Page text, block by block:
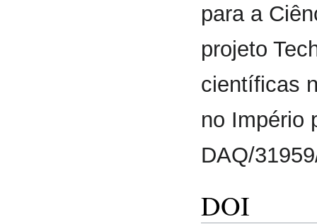
para a
projeto
científicas
no Império
DAQ/
DOI